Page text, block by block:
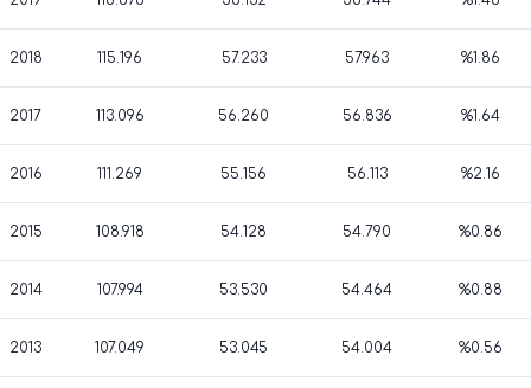
2018 115.196 57.233 57.963 %1.86
2017 113.096 56.260 56.836 %1.64
2016 111.269 55.156 56.113 %2.16
2015 108.918 54.128 54.790 %0.86
2014 107.994 53.530 54.464 %0.88
2013 107.049 53.045 54.004 %0.56